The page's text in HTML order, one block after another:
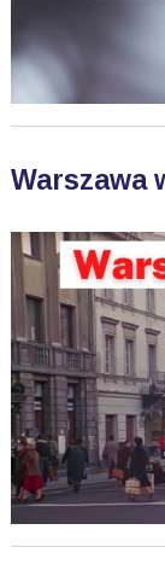
Warszawa